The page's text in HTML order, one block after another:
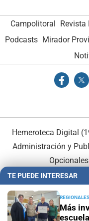
Campolitoral Revista
Podcasts Mirador
Hemeroteca Digital
Administración y
TE PUEDE INTERESAR
Más